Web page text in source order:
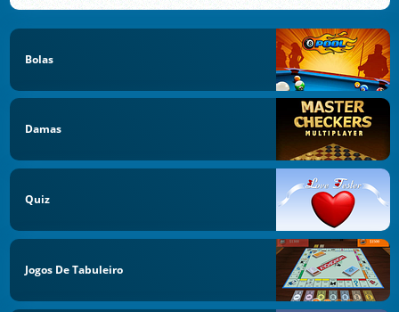
Bolas
Damas
Quiz
Jogos De Tabuleiro